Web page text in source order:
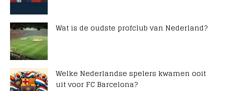
Wat is de oudste profclub van Nederland?
Welke Nederlandse spelers kwamen ooit
uit voor FC Barcelona?